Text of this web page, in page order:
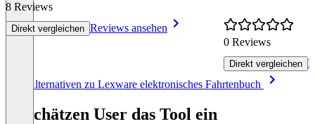
8 Reviews
Direkt vergleichen Reviews ansehen
0 Reviews
Direkt vergleichen
Alle Alternativen zu Lexware elektronisches Fahrtenbuch
So schätzen User das Tool ein